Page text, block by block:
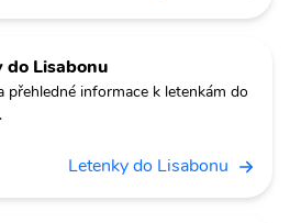
do Lisabonu
přehledné informace k letenkám do
Letenky do Lisabonu